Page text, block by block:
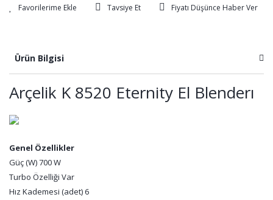
Tavsiye Et
Fiyatı Düşünce Haber Ver
Ürün Bilgisi
Arçelik K 8520 Eternity El Blenderı
Genel Özellikler
Güç (W) 700 W
Turbo Özelliği Var
Hız Kademesi (adet) 6